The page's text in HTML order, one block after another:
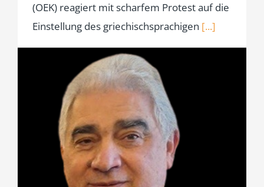
(OEK) reagiert mit scharfem Protest auf die
Einstellung des griechischsprachigen [...]